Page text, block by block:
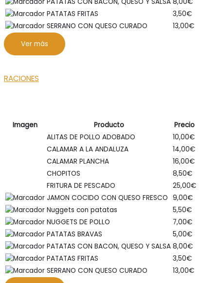
PATATAS FRITAS
3,50€
SERRANO CON QUESO CURADO
13,00€
Ver más
RACIONES
Imagen Producto
Precio
ALITAS DE POLLO ADOBADO
10,00€
CALAMAR A LA ANDALUZA
14,00€
CALAMAR PLANCHA
16,00€
CHOPITOS
8,50€
FRITURA DE PESCADO
25,00€
JAMON COCIDO CON QUESO FRESCO 9,00€
Nuggets con patatas
5,50€
NUGGETS DE POLLO
7,00€
PATATAS BRAVAS
5,00€
PATATAS CON BACON, QUESO Y SALSA 8,00€
PATATAS FRITAS
3,50€
SERRANO CON QUESO CURADO
13,00€